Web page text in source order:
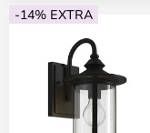
-14% EXTRA